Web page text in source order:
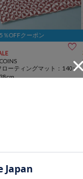
5％OFFクーポン

ローティングマット：140×